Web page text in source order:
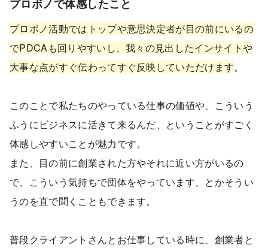
プロボノで体感したこと
プロボノ活動ではトップや意思決定者が目の前にいるの
でPDCAも回りやすいし、我々の見出したインサイトや
大事な点がすぐ伝わってすぐ反映していただけます。
このことで私たちのやっている仕事の価値や、こういう
ふうにビジネスに活きて来るんだ、ということがすごく
体感しやすいことが魅力です。
また、目の前に創業された方やそれに近い方がいるの
で、こういう気持ちで団体をやっています、とかそうい
うのを直で聞くこともできます。
普段クライアントさんとお仕事している時に、創業者と